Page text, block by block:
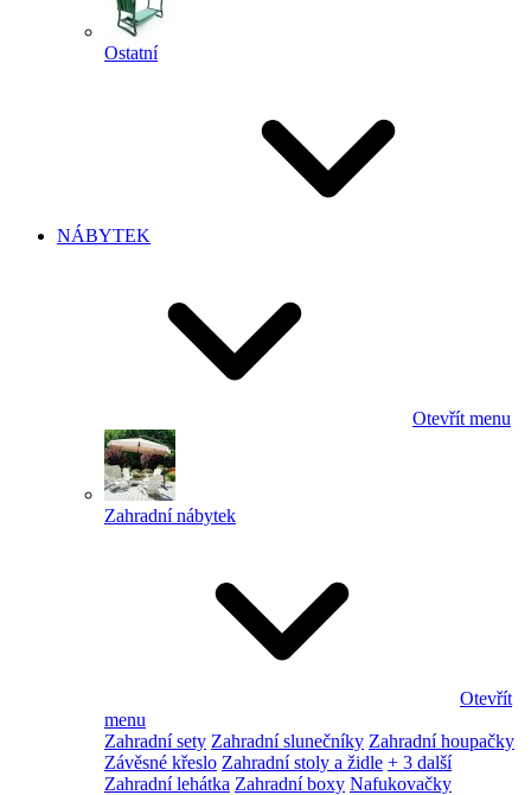
Ostatní
NÁBYTEK
Otevřít menu
Zahradní nábytek
Otevřít
menu
Zahradní sety Zahradní slunečníky Zahradní houpačky
Závěsné křeslo Zahradní stoly a židle + 3 další
Zahradní lehátka Zahradní boxy Nafukovačky